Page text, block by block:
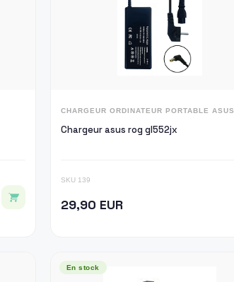
CHARGEUR ORDINATEUR PORTABLE ASUS
Chargeur asus rog gl552jx
SKU 139
29,90 EUR
En stock